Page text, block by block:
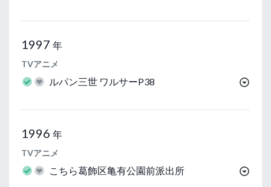
1997 年
TVアニメ
ルパン三世 ワルサーP38
1996 年
TVアニメ
こちら葛飾区亀有公園前派出所